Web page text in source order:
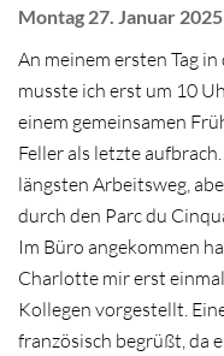
Montag 27. Januar
An meinem ersten Tag
musste ich erst um 10
einem gemeinsamen
Feller als letzte
längsten Arbeitsweg,
durch den Parc du
Im Büro angekommen
Charlotte mir erst
Kollegen vorgestellt.
französisch begrüßt, da